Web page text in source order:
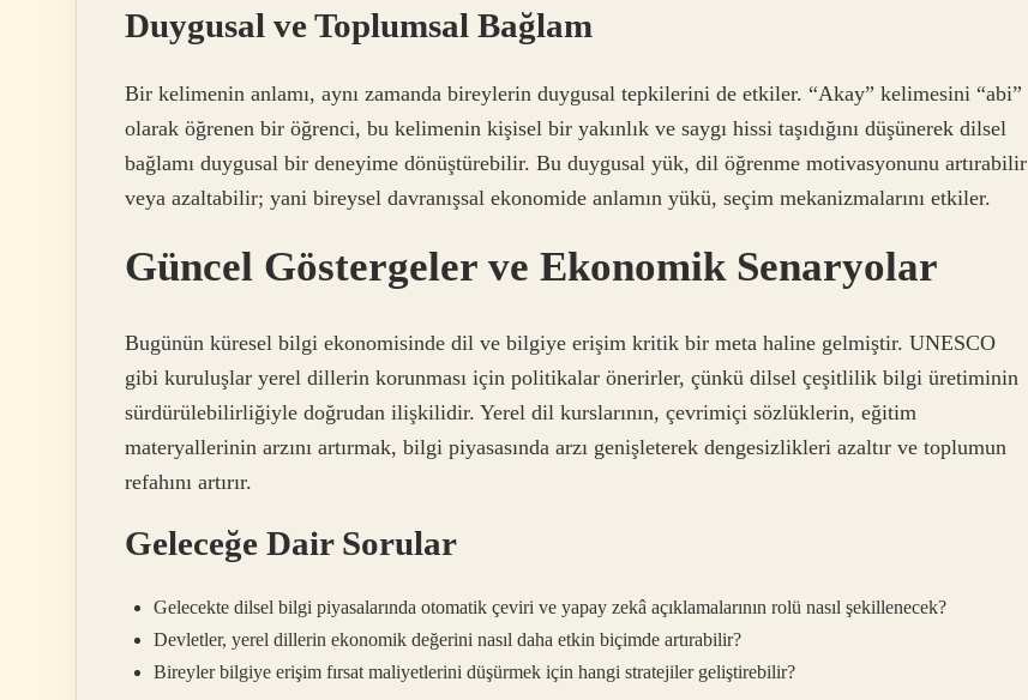
Duygusal ve Toplumsal Bağlam
Bir kelimenin anlamı, aynı zamanda bireylerin duygusal tepkilerini de etkiler. “Akay” kelimesini “abi”
olarak öğrenen bir öğrenci, bu kelimenin kişisel bir yakınlık ve saygı hissi taşıdığını düşünerek dilsel
bağlamı duygusal bir deneyime dönüştürebilir. Bu duygusal yük, dil öğrenme motivasyonunu artırabilir
veya azaltabilir; yani bireysel davranışsal ekonomide anlamın yükü, seçim mekanizmalarını etkiler.
Güncel Göstergeler ve Ekonomik Senaryolar
Bugünün küresel bilgi ekonomisinde dil ve bilgiye erişim kritik bir meta haline gelmiştir. UNESCO
gibi kuruluşlar yerel dillerin korunması için politikalar önerirler, çünkü dilsel çeşitlilik bilgi üretiminin
sürdürülebilirliğiyle doğrudan ilişkilidir. Yerel dil kurslarının, çevrimiçi sözlüklerin, eğitim
materyallerinin arzını artırmak, bilgi piyasasında arzı genişleterek dengesizlikleri azaltır ve toplumun
refahını artırır.
Geleceğe Dair Sorular
Gelecekte dilsel bilgi piyasalarında otomatik çeviri ve yapay zekâ açıklamalarının rolü nasıl şekillenecek?
Devletler, yerel dillerin ekonomik değerini nasıl daha etkin biçimde artırabilir?
Bireyler bilgiye erişim fırsat maliyetlerini düşürmek için hangi stratejiler geliştirebilir?